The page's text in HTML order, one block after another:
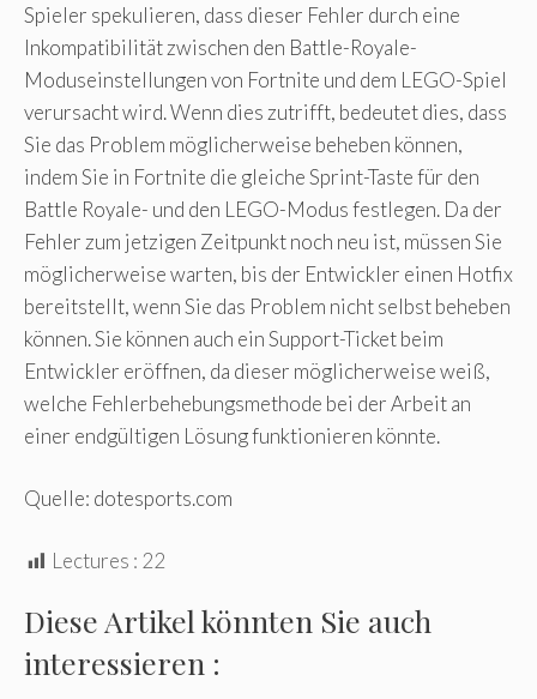
Spieler spekulieren, dass dieser Fehler durch eine
Inkompatibilität zwischen den Battle-Royale-
Moduseinstellungen von Fortnite und dem LEGO-Spiel
verursacht wird. Wenn dies zutrifft, bedeutet dies, dass
Sie das Problem möglicherweise beheben können,
indem Sie in Fortnite die gleiche Sprint-Taste für den
Battle Royale- und den LEGO-Modus festlegen. Da der
Fehler zum jetzigen Zeitpunkt noch neu ist, müssen Sie
möglicherweise warten, bis der Entwickler einen Hotfix
bereitstellt, wenn Sie das Problem nicht selbst beheben
können. Sie können auch ein Support-Ticket beim
Entwickler eröffnen, da dieser möglicherweise weiß,
welche Fehlerbehebungsmethode bei der Arbeit an
einer endgültigen Lösung funktionieren könnte.
Quelle: dotesports.com
Lectures : 22
Diese Artikel könnten Sie auch
interessieren :